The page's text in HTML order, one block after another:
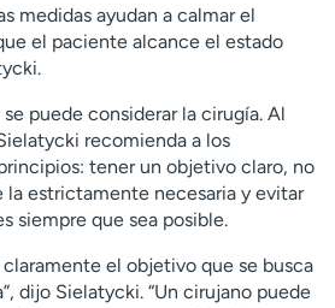
medidas ayudan a calmar el
el paciente alcance el estado
puede considerar la cirugía. Al
recomienda a los
tener un objetivo claro, no
la estrictamente necesaria y evitar
siempre que sea posible.
el objetivo que se busca
dijo Sielatycki. “Un cirujano puede